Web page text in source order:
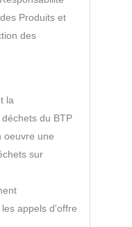
Produits et
des
la
du BTP
oeuvre une
sur
appels d'offre